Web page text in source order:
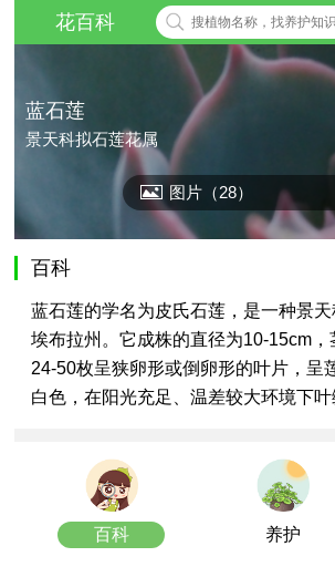
花百科
蓝石莲
景天科拟石莲花属
图片（28）
百科
蓝石莲的学名为皮氏石莲，是一种景
埃布拉州。它成株的直径为10-15cm
24-50枚呈狭卵形或倒卵形的叶片，呈
白色，在阳光充足、温差较大环境下叶
百科 养护